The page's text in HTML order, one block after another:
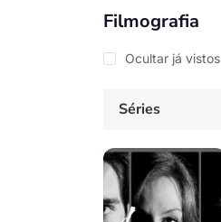
Filmografia
Ocultar já vistos
Séries